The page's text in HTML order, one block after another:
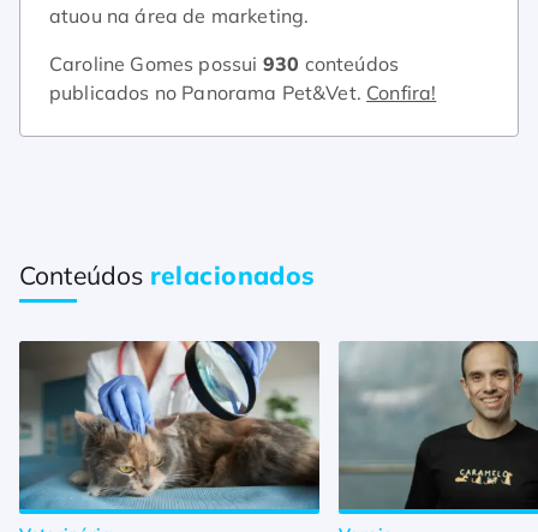
atuou na área de marketing.
Caroline Gomes possui 930 conteúdos
publicados no Panorama Pet&Vet. Confira!
Conteúdos relacionados